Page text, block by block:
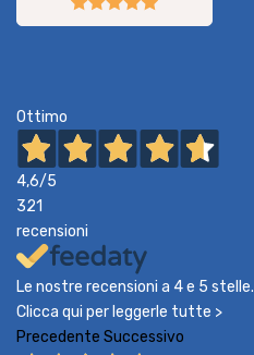
Ottimo
4,6/5
321
recensioni
Le nostre recensioni a 4 e 5 stelle.
Clicca qui per leggerle tutte >
Precedente Successivo